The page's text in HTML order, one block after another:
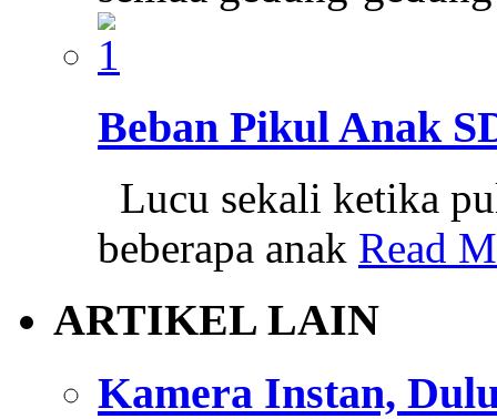
Beban Pikul Anak
Lucu sekali ketika
beberapa anak Read
ARTIKEL LAIN
Kamera Instan,